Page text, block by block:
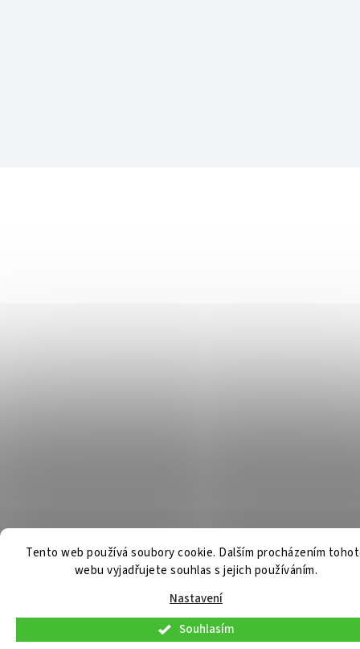
Tento web používá soubory cookie. Dalším procházením
webu vyjadřujete souhlas s jejich používáním.
Nastavení
Souhlasím
V pátek 7. 8. 2026 budou osobní konzultace a telefonická podpora dostupné
pouze do 9:00. Osobní odběr již připravených objednávek bude možný